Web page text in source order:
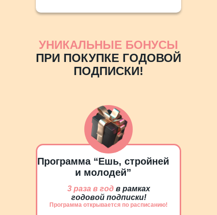
УНИКАЛЬНЫЕ БОНУСЫ
ПРИ ПОКУПКЕ ГОДОВОЙ
ПОДПИСКИ!
Программа “Ешь, стройней
и молодей”
Программа открывается по расписанию!
3 раза в годв рамках
годовой подписки!